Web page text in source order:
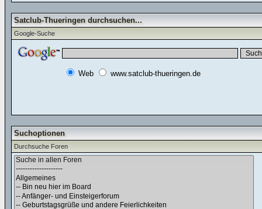
Satclub-Thueringen durchsuchen...
Google-Suche
Web www.satclub-thueringen.de
Suchoptionen
Durchsuche Foren